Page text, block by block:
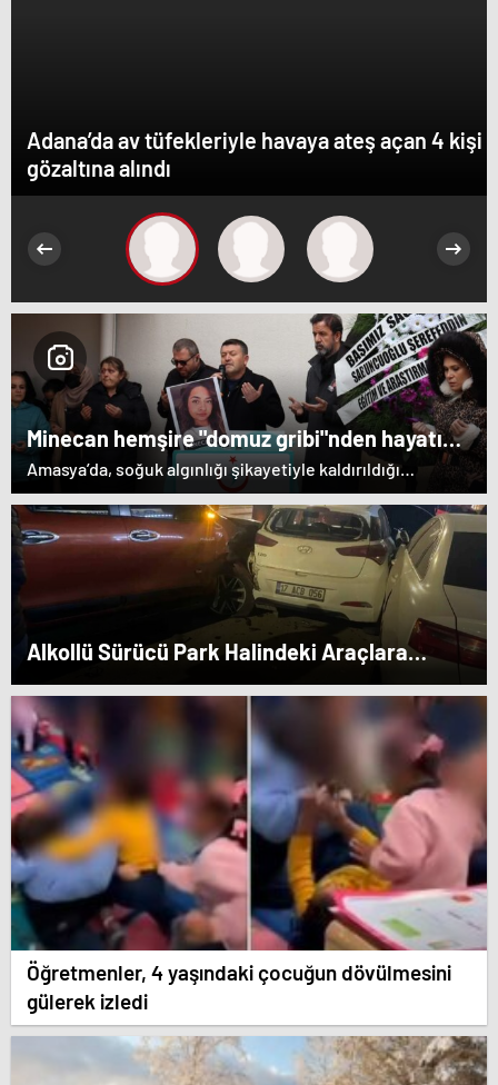
Adana’da av tüfekleriyle havaya ateş açan 4 kişi
gözaltına alındı
Minecan hemşire "domuz gribi"nden hayatını
kaybetti – Haberler | Sağlık Haberleri
Amasya’da, soğuk algınlığı şikayetiyle kaldırıldığı
hastanede tedavi gören hemşire Minecan Tek (32)
hayatını kaybetti. 4 yıllık hemşire Tek’in cenazesi,
düzenlenen törenle memleketi Iğdır'a gönderildi.
Alkollü Sürücü Park Halindeki Araçlara
Çarptı
Öğretmenler, 4 yaşındaki çocuğun dövülmesini
gülerek izledi